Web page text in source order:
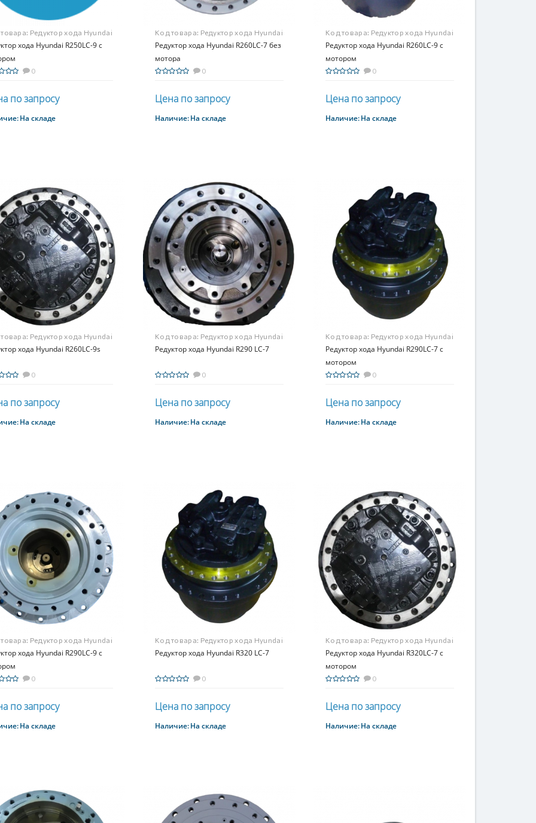
Редуктор хода Hyundai
9 с мотором
хода Hyundai R250LC-9 с
0
по запросу
КупитьНа складе
Код товара: Редуктор хода Hyundai
R260LC-7 без мотора
Редуктор хода Hyundai R260LC-7 без
мотора
0
Цена по запросу
Купить
Наличие:На складе
Код товара: Редуктор хода Hyundai
R260LC-9 с мотором
Редуктор хода Hyundai R260LC-9 с
мотором
0
Цена по запросу
Купить
Наличие:На складе
Редуктор хода Hyundai
9s
хода Hyundai R260LC-9s
0
по запросу
КупитьНа складе
Код товара: Редуктор хода Hyundai
R290 LC-7
Редуктор хода Hyundai R290 LC-7
0
Цена по запросу
Купить
Наличие:На складе
Код товара: Редуктор хода Hyundai
R290LC-7 c мотором
Редуктор хода Hyundai R290LC-7 c
мотором
0
Цена по запросу
Купить
Наличие:На складе
Редуктор хода Hyundai
9 с мотором
хода Hyundai R290LC-9 с
0
по запросу
КупитьНа складе
Код товара: Редуктор хода Hyundai
R320 LC-7
Редуктор хода Hyundai R320 LC-7
0
Цена по запросу
Купить
Наличие:На складе
Код товара: Редуктор хода Hyundai
R320LC-7 с мотором
Редуктор хода Hyundai R320LC-7 с
мотором
0
Цена по запросу
Купить
Наличие:На складе